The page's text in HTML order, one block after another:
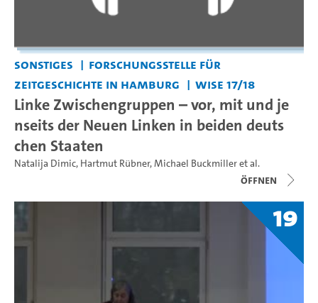
Sonstiges
Forschungsstelle für
Zeitgeschichte in Hamburg
WiSe 17/18
Linke Zwischengruppen – vor, mit und je
nseits der Neuen Linken in beiden deuts
chen Staaten
Natalija Dimic, Hartmut Rübner,Michael Buckmilleret al.
Öffnen
19